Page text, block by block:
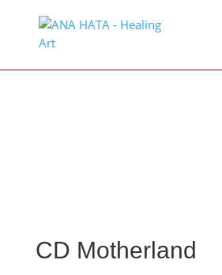
CD Motherland